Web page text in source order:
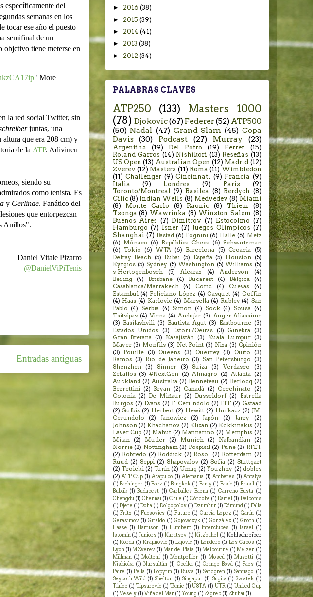
específicamente del
semanas en los
tocar ese año el puesto
semifinal de un
objetivo tiene meterse en
" More
la red social Twitter, sin
juntas, una
altura que era 208 cm) y
de la ATP. Adivinen
siendo su
como tenista. Es
y Gerlinde. Fanático del
que entorpezcan
Anillos".
Daniel Vitale Pizarro
@DanielViPiTenis
Entradas antiguas
► 2016 (38)
► 2015 (39)
► 2014 (41)
► 2013 (38)
► 2012 (34)
PALABRAS CLAVES
ATP250 (133)
Masters 1000
(78) Djokovic(67) Federer(52) ATP500
(50) Nadal (47) Grand Slam (45) Copa
Davis
(30) Podcast (27) Murray (23)
Argentina (19) Del Potro (19) Ferrer
(15)
Roland Garros (14) Nishikori (13) Reseñas (13)
US Open (13) Australian Open (12) Madrid (12)
Zverev (12) Masters (11) Roma (11) Wimbledon
(11) Challenger (9) Cincinnati (9) Francia (9)
Italia
(9) Londres (9) París
(9)
Toronto/Montreal (9) Basilea (8) Berdych (8)
Cilic (8) Indian Wells (8) Medvedev (8) Miami
(8)
Monte Carlo (8) Raonic (8) Thiem
(8)
Tsonga (8) Wawrinka (8) Winston Salem (8)
Buenos Aires (7) Dimitrov (7) Estocolmo (7)
Hamburgo (7) Isner (7) Juegos Olímpicos (7)
Shanghai (7) Bastad (6) Fognini (6) Halle (6) Metz
(6) Mónaco (6) República Checa (6) Schwartzman
(6) Tokio (6) WTA (6) Barcelona (5) Croacia (5)
Delray Beach (5) Dubai (5) España (5) Houston (5)
Kyrgios (5) Sydney (5) Washington (5) Williams (5)
s-Hertogenbosch
(5) Alcaraz (4) Anderson
(4)
Beijing
(4) Brisbane (4) Bucarest (4) Bélgica
(4)
Casablanca/Marrakech
(4) Coric (4) Cuevas
(4)
Estambul (4) Feliciano López (4) Gasquet (4) Goffin
(4) Haas (4) Karlovic (4) Marsella (4) Rublev (4) San
Pablo (4) Serbia (4) Simon (4) Sock (4) Sousa (4)
Tsitsipas (4) Viena (4) Andujar (3) Auger-Aliassime
(3) Basilashvili (3) Bautista Agut (3) Eastbourne (3)
Estados Unidos (3) Estoril/Oeiras (3) Ginebra (3)
Gran Bretaña (3) Kazajistán (3) Kuala Lumpur (3)
Mayer (3) Monfils (3) Net Point (3) Niza (3) Opinión
(3)
Pouille (3) Queens (3) Querrey (3) Quito
(3)
Ramos (3) Rio de Janeiro (3) San Petersburgo (3)
Shenzhen
(3) Sinner (3) Suiza (3) Verdasco
(3)
Zeballos (3) #NextGen (2) Almagro (2) Atlanta (2)
Auckland (2) Australia (2) Benneteau (2) Berlocq (2)
Berrettini (2) Bryan (2) Canadá (2) Cecchinato (2)
Colonia (2) De Miñaur (2) Dusseldorf (2)
Estrella
Burgos (2) Evans (2) F. Cerundolo (2) FIT (2) Gstaad
(2) Gulbis (2) Herbert (2) Hewitt (2) Hurkacz (2) JM.
Cerundolo
(2) Janowicz (2) Japón (2) Jarry
(2)
Johnson (2) Khachanov (2) Klizan (2) Kokkinakis (2)
Laver Cup (2) Mahut (2) Mannarino (2) Memphis (2)
Milan
(2) Muller (2) Munich (2) Nalbandian
(2)
Norrie (2) Nottingham (2) Pospisil (2) Pune (2) RFET
(2) Robredo (2) Roddick (2) Rosol (2) Rotterdam (2)
Ruud (2) Seppi (2) Shapovalov (2) Sofia (2) Stuttgart
(2) Troicki (2) Turín (2) Umag (2) Youzhny (2) dobles
(2) ATP Cup (1) Acapulco (1) Alemania (1) Amberes (1) Antalya
(1) Bachinger (1) Baez (1) Bangkok (1) Barty (1) Basic (1) Brasil (1)
Bublik (1) Budapest (1) Carballes Baena (1) Carreño Busta (1)
Chengdu (1) Chennai (1) Chile (1) Córdoba (1) Daniel (1) Delbonis
(1) Djere (1) Doha (1) Dolgopolov (1) Dzumhur (1) Edmund (1) Falla
(1) Fritz (1) Fucsovics (1) Future (1) García Lopez (1) Garín (1)
Gerasimov (1) Giraldo (1) Gojowczyk (1) González (1) Groth (1)
Haase (1) Harrison (1) Humbert (1) Interclubes (1) Israel (1)
Istomin (1) Juniors (1) Karatsev (1) Kitzbuhel (1) Kohlschreiber
(1) Korda (1) Krajinovic (1) Lajovic (1) Londero (1) Los Cabos (1)
Lyon (1) M.Zverev (1) Mar del Plata (1) Melbourne (1) Melzer (1)
Millman (1) Molteni (1) Montpellier (1) Moscú (1) Musetti (1)
Nishioka (1) Nursultán (1) Opelka (1) Orange Bowl (1) Paes (1)
Paire (1) Pella (1) Popyrin (1) Rusia (1) Sandgren (1) Santiago (1)
Seyboth Wild (1) Shelton (1) Singapur (1) Sugita (1) Swiatek (1)
Tiafoe (1) Tipsarevic (1) Tomic (1) USTA (1) UTR (1) United Cup
(1) Vesely (1) Viña del Mar (1) Young (1) Zagreb (1) Zhuhai (1)